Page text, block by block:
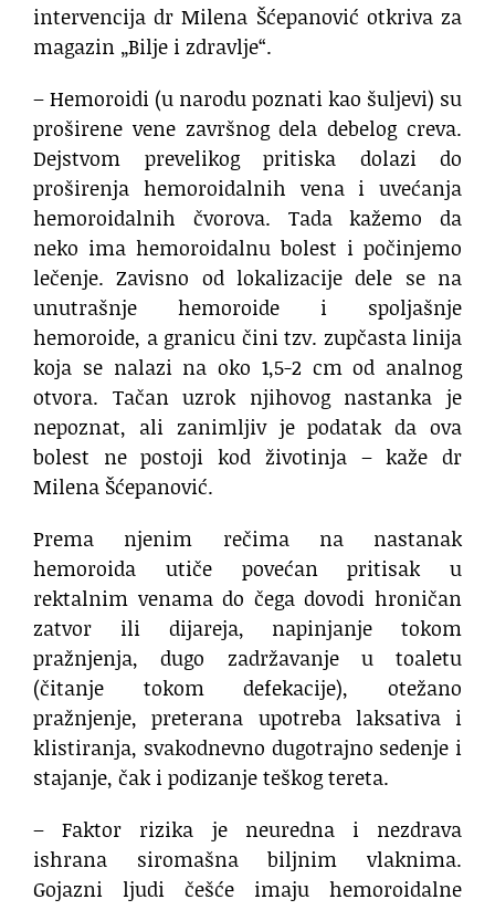
intervencija dr Milena Šćepanović otkriva za
magazin „Bilje i zdravlje“.
– Hemoroidi (u narodu poznati kao šuljevi) su
proširene vene završnog dela debelog creva.
Dejstvom prevelikog pritiska dolazi do
proširenja hemoroidalnih vena i uvećanja
hemoroidalnih čvorova. Tada kažemo da
neko ima hemoroidalnu bolest i počinjemo
lečenje. Zavisno od lokalizacije dele se na
unutrašnje hemoroide i spoljašnje
hemoroide, a granicu čini tzv. zupčasta linija
koja se nalazi na oko 1,5-2 cm od analnog
otvora. Tačan uzrok njihovog nastanka je
nepoznat, ali zanimljiv je podatak da ova
bolest ne postoji kod životinja – kaže dr
Milena Šćepanović.
Prema njenim rečima na nastanak
hemoroida utiče povećan pritisak u
rektalnim venama do čega dovodi hroničan
zatvor ili dijareja, napinjanje tokom
pražnjenja, dugo zadržavanje u toaletu
(čitanje tokom defekacije), otežano
pražnjenje, preterana upotreba laksativa i
klistiranja, svakodnevno dugotrajno sedenje i
stajanje, čak i podizanje teškog tereta.
– Faktor rizika je neuredna i nezdrava
ishrana siromašna biljnim vlaknima.
Gojazni ljudi češće imaju hemoroidalne